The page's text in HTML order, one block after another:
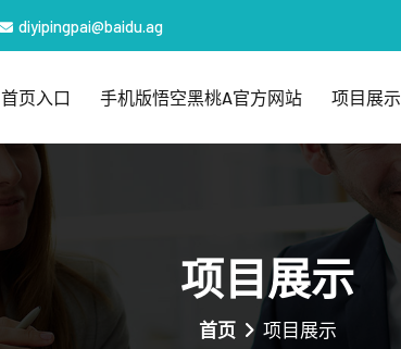
diyipingpai@baidu.ag
首页入口 手机版悟空黑桃a官方网站 项目展示
项目展示
首页 项目展示